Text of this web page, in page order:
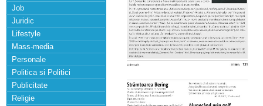
Job
Juridic
Lifestyle
Mass-media
Personale
Politica si Politici
Publicitate
Religie